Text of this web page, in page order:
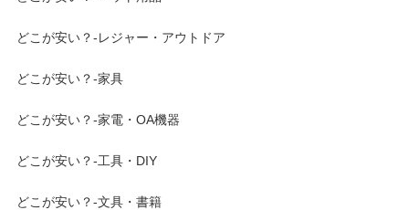
どこが安い？-レジャー・アウトドア
どこが安い？-家具
どこが安い？-家電・OA機器
どこが安い？-工具・DIY
どこが安い？-文具・書籍